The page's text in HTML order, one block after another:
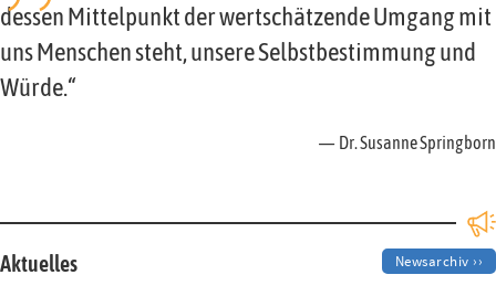
dessen Mittelpunkt der wertschätzende Umgang mit
uns Menschen steht, unsere Selbstbestimmung und
Würde.“
— Dr. Susanne Springborn
Aktuelles Newsarchiv ››